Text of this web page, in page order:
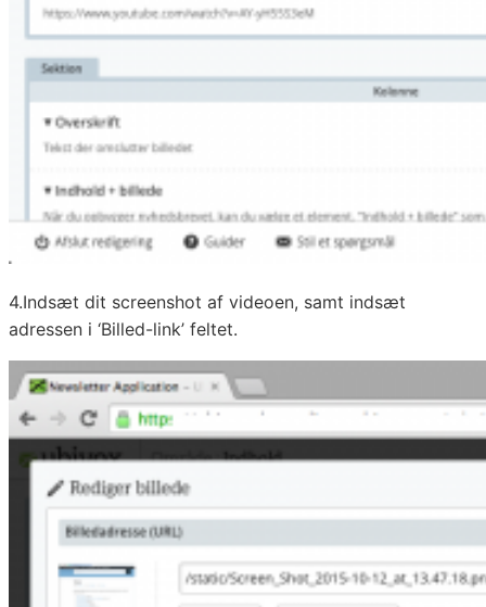
4.Indsæt dit screenshot af videoen, samt indsæt
adressen i ‘Billed-link’ feltet.